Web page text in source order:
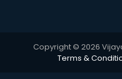
Copyright © 2026
Terms &